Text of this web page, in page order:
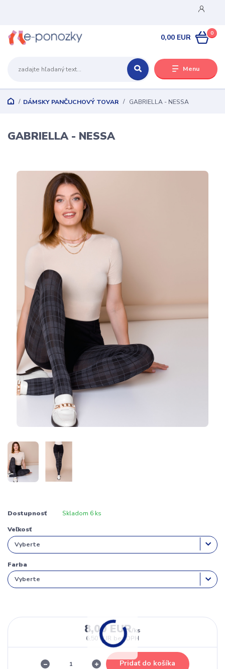
Menu
0
0,00 EUR
DÁMSKY PANČUCHOVÝ TOVAR GABRIELLA - NESSA
GABRIELLA - NESSA
Dostupnosť Skladom 6 ks
Veľkosť
Farba
8,00 EUR/ks
6,50 EUR bez DPH
Pridať do košíka